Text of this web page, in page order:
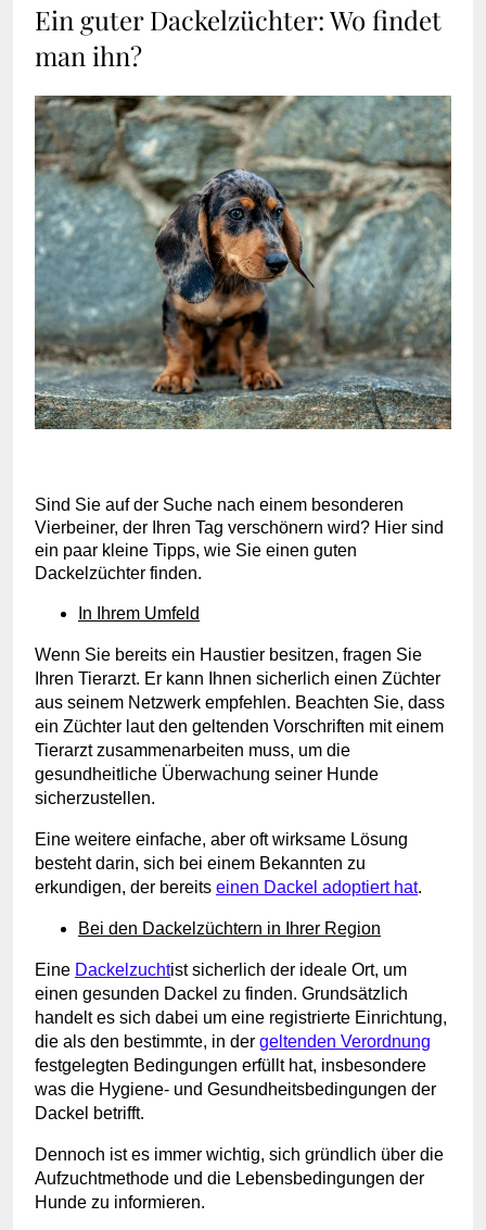
Ein guter Dackelzüchter: Wo findet
man ihn?
Sind Sie auf der Suche nach einem besonderen
Vierbeiner, der Ihren Tag verschönern wird? Hier sind
ein paar kleine Tipps, wie Sie einen guten
Dackelzüchter finden.
In Ihrem Umfeld
Wenn Sie bereits ein Haustier besitzen, fragen Sie
Ihren Tierarzt. Er kann Ihnen sicherlich einen Züchter
aus seinem Netzwerk empfehlen. Beachten Sie, dass
ein Züchter laut den geltenden Vorschriften mit einem
Tierarzt zusammenarbeiten muss, um die
gesundheitliche Überwachung seiner Hunde
sicherzustellen.
Eine weitere einfache, aber oft wirksame Lösung
besteht darin, sich bei einem Bekannten zu
erkundigen, der bereits einen Dackel adoptiert hat.
Bei den Dackelzüchtern in Ihrer Region
Eine Dackelzuchtist sicherlich der ideale Ort, um
einen gesunden Dackel zu finden. Grundsätzlich
handelt es sich dabei um eine registrierte Einrichtung,
die als den bestimmte, in der geltenden Verordnung
festgelegten Bedingungen erfüllt hat, insbesondere
was die Hygiene- und Gesundheitsbedingungen der
Dackel betrifft.
Dennoch ist es immer wichtig, sich gründlich über die
Aufzuchtmethode und die Lebensbedingungen der
Hunde zu informieren.